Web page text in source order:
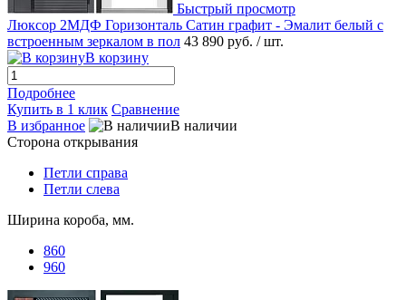
Быстрый просмотр
Люксор 2МДФ Горизонталь Сатин графит - Эмалит белый с
встроенным зеркалом в пол 43 890 руб. / шт.
В корзину
Подробнее
Купить в 1 клик Сравнение
В избранное
В наличии
Сторона открывания
Петли справа
Петли слева
Ширина короба, мм.
860
960